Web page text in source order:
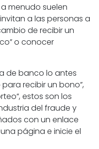
menudo suelen
a las personas a
de recibir un
o conocer
de banco lo antes
recibir un bono”,
estos son los
del fraude y
con un enlace
página e inicie el